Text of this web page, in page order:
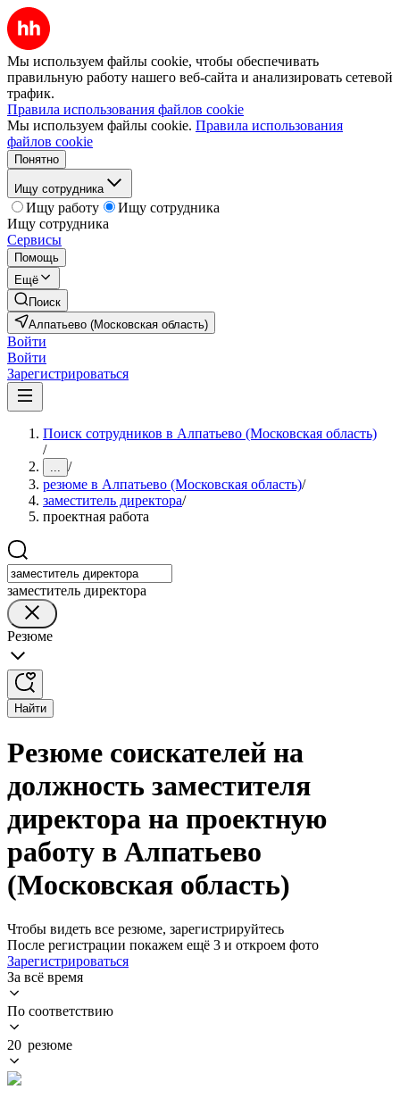
Мы используем файлы cookie, чтобы обеспечивать
правильную работу нашего веб-сайта и анализировать сетевой
трафик.
Правила использования файлов cookie
Мы используем файлы cookie. Правила использования
файлов cookie
Понятно
Ищу сотрудника
Ищу работу
Ищу сотрудника
Ищу сотрудника
Сервисы
Помощь
Ещё
Поиск
Алпатьево (Московская область)
Войти
Войти
Зарегистрироваться
Поиск сотрудников в Алпатьево (Московская область)
/
... /
резюме в Алпатьево (Московская область)/
заместитель директора/
проектная работа
заместитель директора
Резюме
Найти
Резюме соискателей на
должность заместителя
директора на проектную
работу в Алпатьево
(Московская область)
Чтобы видеть все резюме, зарегистрируйтесь
После регистрации покажем ещё 3 и откроем фото
Зарегистрироваться
За всё время
По соответствию
20 резюме